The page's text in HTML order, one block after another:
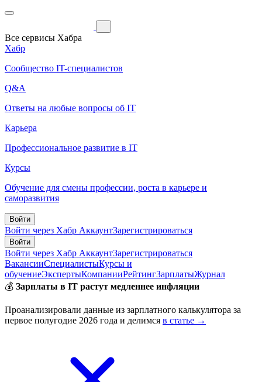
Все сервисы Хабра
Хабр
Сообщество IT-специалистов
Q&A
Ответы на любые вопросы об IT
Карьера
Профессиональное развитие в IT
Курсы
Обучение для смены профессии, роста в карьере и
саморазвития
Войти
Войти через Хабр АккаунтЗарегистрироваться
Войти
Войти через Хабр АккаунтЗарегистрироваться
ВакансииСпециалистыКурсы и
обучениеЭкспертыКомпанииРейтингЗарплатыЖурнал
💰 Зарплаты в IT растут медленнее инфляции
Проанализировали данные из зарплатного калькулятора за
первое полугодие 2026 года и делимся в статье →